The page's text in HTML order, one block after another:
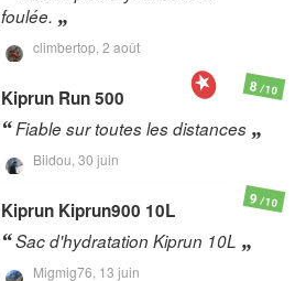
foulée.
climbertop, 2 août
Kiprun Run 500
Fiable sur toutes les distances
Biidou, 30 juin
8/10
Kiprun Kiprun900 10L
Sac d'hydratation Kiprun 10L
Migmig76, 13 juin
9/10